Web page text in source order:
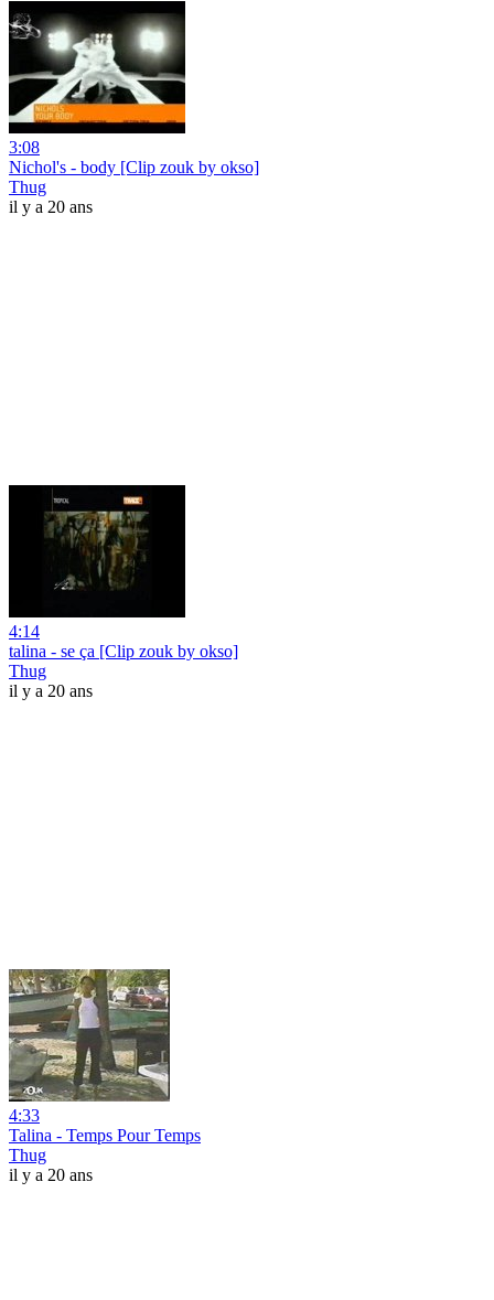
3:08
Nichol's - body [Clip zouk by okso]
Thug
il y a 20 ans
4:14
talina - se ça [Clip zouk by okso]
Thug
il y a 20 ans
4:33
Talina - Temps Pour Temps
Thug
il y a 20 ans